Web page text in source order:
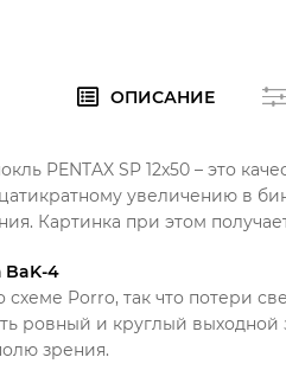
ОПИСАНИЕ
PENTAX SP 12x50 – это
увеличению в
Картинка при этом
BaK-4
схеме Porro, так что потери
ровный и круглый выходной
зрения.